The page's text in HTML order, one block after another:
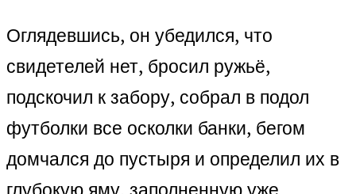
Оглядевшись, он убедился, что
свидетелей нет, бросил ружьё,
подскочил к забору, собрал в подол
футболки все осколки банки, бегом
домчался до пустыря и определил их в